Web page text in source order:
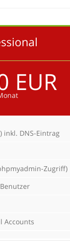
EUR
inkl. DNS-Eintrag
Zugriff)
Accounts